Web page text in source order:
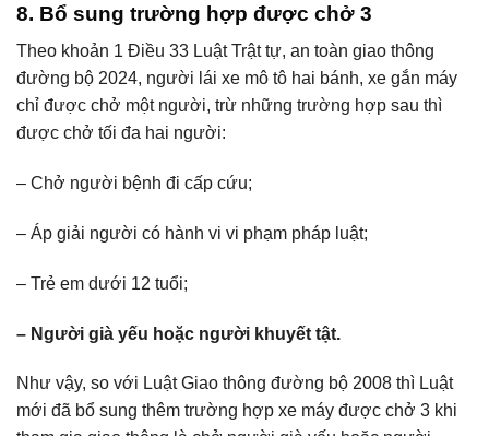
8. Bổ sung trường hợp được chở 3
Theo khoản 1 Điều 33 Luật Trật tự, an toàn giao thông
đường bộ 2024, người lái xe mô tô hai bánh, xe gắn máy
chỉ được chở một người, trừ những trường hợp sau thì
được chở tối đa hai người:
– Chở người bệnh đi cấp cứu;
– Áp giải người có hành vi vi phạm pháp luật;
– Trẻ em dưới 12 tuổi;
– Người già yếu hoặc người khuyết tật.
Như vậy, so với Luật Giao thông đường bộ 2008 thì Luật
mới đã bổ sung thêm trường hợp xe máy được chở 3 khi